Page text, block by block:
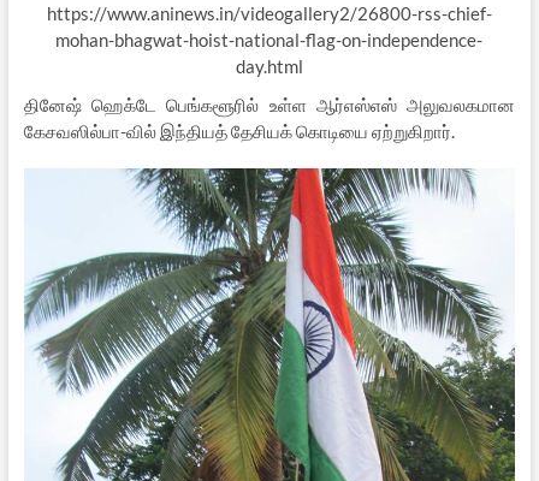
https://www.aninews.in/videogallery2/26800-rss-chief-
mohan-bhagwat-hoist-national-flag-on-independence-
day.html
தினேஷ் ஹெக்டே பெங்களூரில் உள்ள ஆர்எஸ்எஸ் அலுவலகமான
கேசவஸில்பா-வில் இந்தியத் தேசியக் கொடியை ஏற்றுகிறார்.